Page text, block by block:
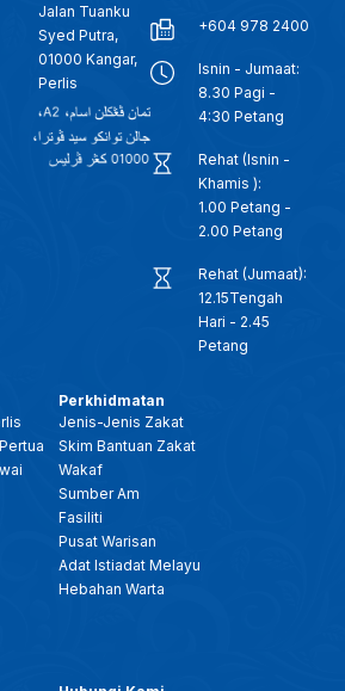
Jalan Tuanku
Syed Putra,
01000 Kangar,
Perlis
+604 978 2400
Isnin - Jumaat:
8.30 Pagi -
4:30 Petang
Rehat (Isnin -
Khamis ):
1.00 Petang -
2.00 Petang
Rehat (Jumaat):
12.15Tengah
Hari - 2.45
Petang
Perkhidmatan
Jenis-Jenis Zakat
Skim Bantuan Zakat
Wakaf
Sumber Am
Fasiliti
Pusat Warisan
Adat Istiadat Melayu
Hebahan Warta